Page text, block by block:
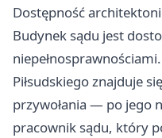
Dostępność
Budynek sądu jest
Piłsudskiego znajduje
przywołania — po jego
pracownik sądu, który